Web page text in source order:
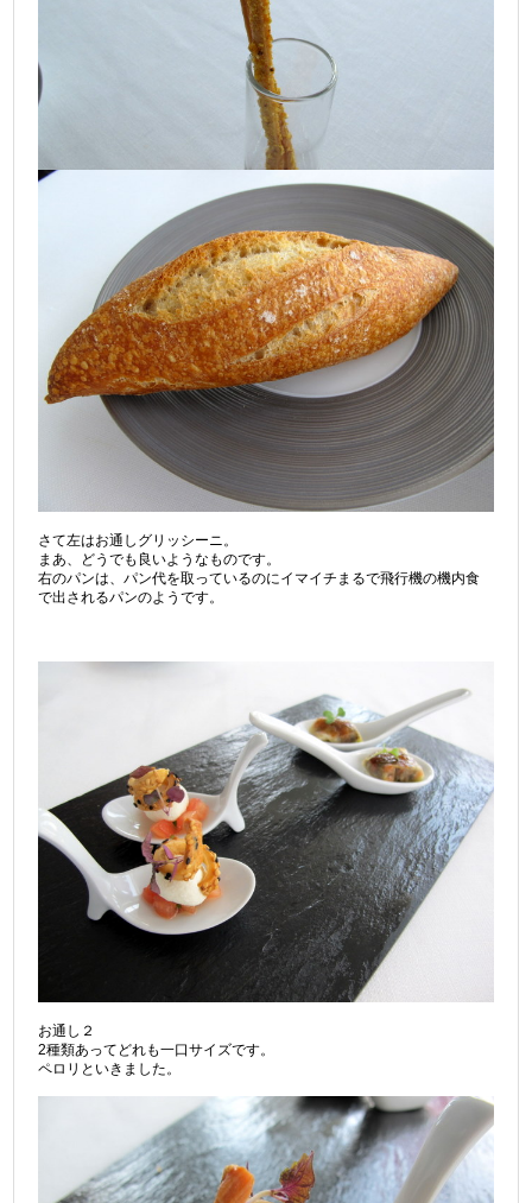
さて左はお通しグリッシーニ。
まあ、どうでも良いようなものです。
右のパンは、パン代を取っているのにイマイチまるで飛行機の機内食
で出されるパンのようです。
お通し２
2種類あってどれも一口サイズです。
ペロリといきました。